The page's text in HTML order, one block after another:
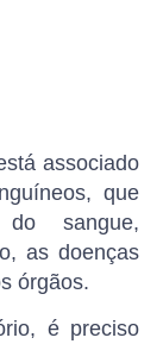
associado
que
sangue,
as doenças
órgãos.
é preciso